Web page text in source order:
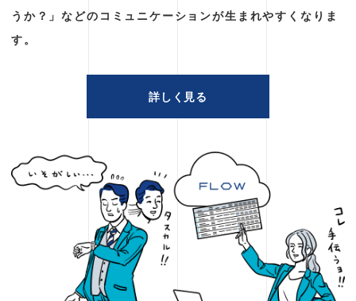
うか？」などのコミュニケーションが生まれやすくなりま
す。
詳しく見る